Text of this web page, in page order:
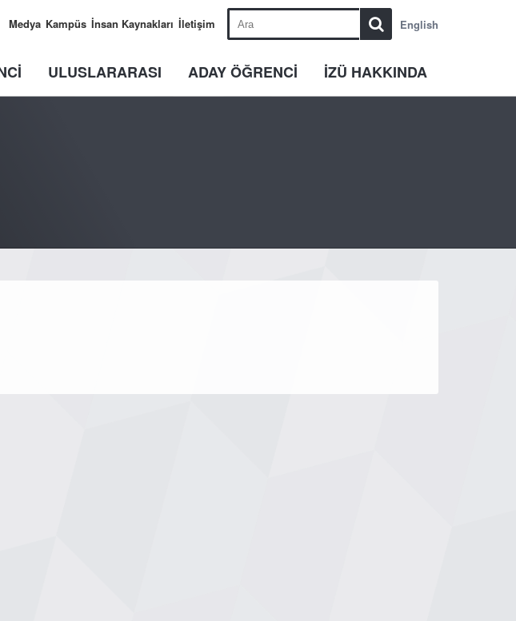
English
Medya Kampüs İnsan Kaynakları İletişim
ULUSLARARASI ADAY ÖĞRENCİ İZÜ HAKKINDA